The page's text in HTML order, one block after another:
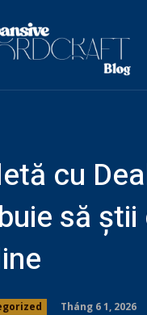
cu
să
Tháng 6 1, 2026